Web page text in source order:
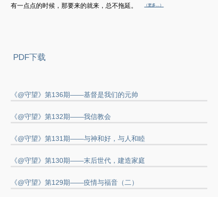
有一点点的时候，那要来的就来，总不拖延。
（更多…）
PDF下载
《@守望》第136期——基督是我们的元帅
《@守望》第132期——我信教会
《@守望》第131期——与神和好，与人和睦
《@守望》第130期——末后世代，建造家庭
《@守望》第129期——疫情与福音（二）